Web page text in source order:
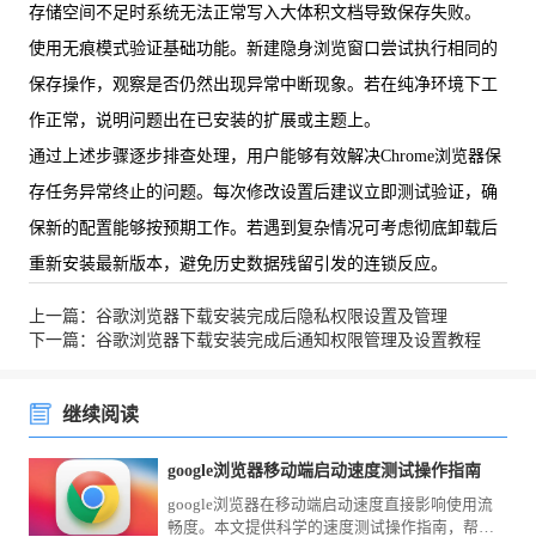
存储空间不足时系统无法正常写入大体积文档导致保存失败。
使用无痕模式验证基础功能。新建隐身浏览窗口尝试执行相同的
保存操作，观察是否仍然出现异常中断现象。若在纯净环境下工
作正常，说明问题出在已安装的扩展或主题上。
通过上述步骤逐步排查处理，用户能够有效解决Chrome浏览器保
存任务异常终止的问题。每次修改设置后建议立即测试验证，确
保新的配置能够按预期工作。若遇到复杂情况可考虑彻底卸载后
重新安装最新版本，避免历史数据残留引发的连锁反应。
上一篇：谷歌浏览器下载安装完成后隐私权限设置及管理
下一篇：谷歌浏览器下载安装完成后通知权限管理及设置教程
继续阅读
google浏览器移动端启动速度测试操作指南
google浏览器在移动端启动速度直接影响使用流
畅度。本文提供科学的速度测试操作指南，帮助